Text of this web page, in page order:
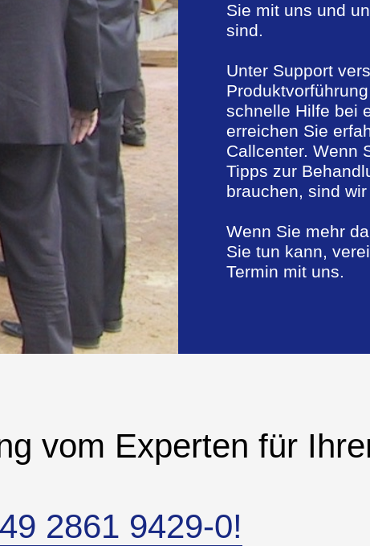
Sie mit uns und
sind.
Unter Support
schnelle Hilfe bei
erreichen Sie
Callcenter. Wenn
Tipps zur
brauchen, sind
Wenn Sie mehr
Sie tun kann,
Termin mit uns.
vom Experten für
2861 9429-0!